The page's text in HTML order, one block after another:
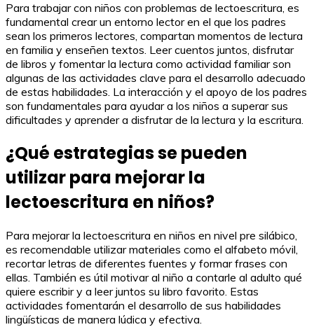
Para trabajar con niños con problemas de lectoescritura, es
fundamental crear un entorno lector en el que los padres
sean los primeros lectores, compartan momentos de lectura
en familia y enseñen textos. Leer cuentos juntos, disfrutar
de libros y fomentar la lectura como actividad familiar son
algunas de las actividades clave para el desarrollo adecuado
de estas habilidades. La interacción y el apoyo de los padres
son fundamentales para ayudar a los niños a superar sus
dificultades y aprender a disfrutar de la lectura y la escritura.
¿Qué estrategias se pueden
utilizar para mejorar la
lectoescritura en niños?
Para mejorar la lectoescritura en niños en nivel pre silábico,
es recomendable utilizar materiales como el alfabeto móvil,
recortar letras de diferentes fuentes y formar frases con
ellas. También es útil motivar al niño a contarle al adulto qué
quiere escribir y a leer juntos su libro favorito. Estas
actividades fomentarán el desarrollo de sus habilidades
lingüísticas de manera lúdica y efectiva.